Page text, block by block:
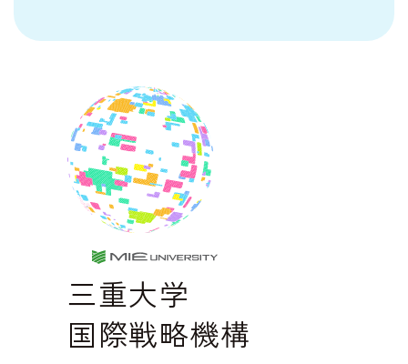
三重大学
国際戦略機構